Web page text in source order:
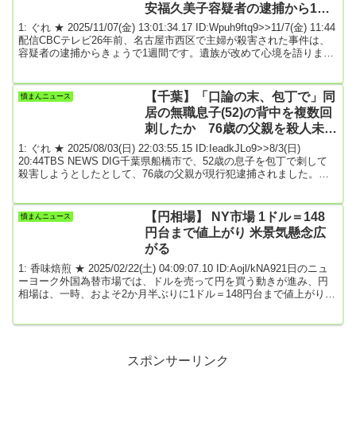
安福久美子容疑者の逮捕から1週
間 愛知県警には約170件の意見寄
せられる
1: ぐれ ★ 2025/11/07(金) 13:01:34.17 ID:Wpuh9ftq9>>11/7(金) 11:44
配信CBCテレビ26年前、名古屋市西区で主婦が殺害された事件は、
容疑者の逮捕からきょうで1週間です。遺族が改めて心境を語りまし
湧いてきた。何でうちの家内だったんだろうと」1999年11月、名古
屋市西区のアパートで当時32歳だった主婦の高羽奈美子さんが首な
憤まんニュース
【千葉】「口論の末、包丁で」同
居の無職息子(52)の背中を複数回
刺したか 76歳の父親を殺人未遂
の疑いで現行犯逮捕 息子は重
傷 船橋市
1: ぐれ ★ 2025/08/03(日) 22:03:55.15 ID:IeadkJLo9>>8/3(日)
20:44TBS NEWS DIG千葉県船橋市で、52歳の息子を包丁で刺して
殺害しようとしたとして、76歳の父親が現行犯逮捕されました。殺
自宅アパートの一室で同居する52歳の息子の背中を包丁で複数回刺
し、殺害しようとした疑いがもたれています。息子は重傷を負いま
憤まんニュース
【円相場】 NY市場 1ドル＝148
円台まで値上がり 米景気懸念広
がる
1: 香味焙煎 ★ 2025/02/22(土) 04:09:07.10 ID:Aojl/kNA921日のニュ
ーヨーク外国為替市場では、ドルを売って円を買う動きが進み、円
相場は、一時、およそ2か月半ぶりに1ドル＝148円台まで値上がりし
スポンサーリンク